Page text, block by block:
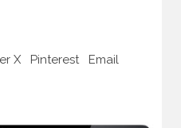
X Pinterest Email